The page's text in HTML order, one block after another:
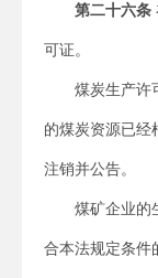
第二十六条
可证。
煤炭生产许
的煤炭资源已经
注销并公告。
煤矿企业的
合本法规定条件